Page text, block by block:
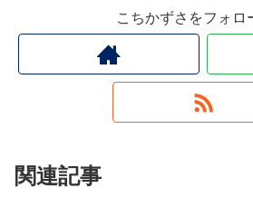
こちかずさをフォロ
関連記事